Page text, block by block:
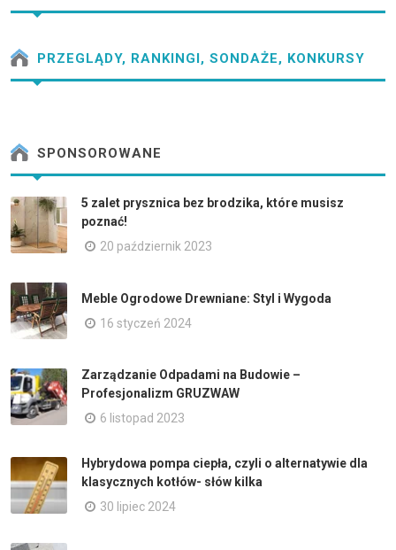
PRZEGLĄDY, RANKINGI, SONDAŻE, KONKURSY
SPONSOROWANE
5 zalet prysznica bez brodzika, które musisz
poznać!
20 październik 2023
Meble Ogrodowe Drewniane: Styl i Wygoda
16 styczeń 2024
Zarządzanie Odpadami na Budowie –
Profesjonalizm GRUZWAW
6 listopad 2023
Hybrydowa pompa ciepła, czyli o alternatywie dla
klasycznych kotłów- słów kilka
30 lipiec 2024